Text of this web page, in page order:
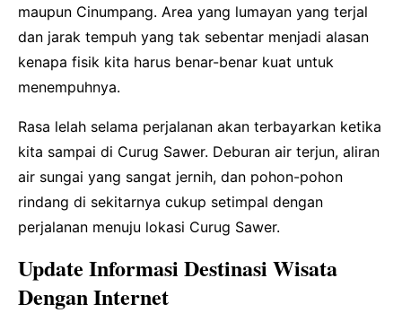
maupun Cinumpang. Area yang lumayan yang terjal
dan jarak tempuh yang tak sebentar menjadi alasan
kenapa fisik kita harus benar-benar kuat untuk
menempuhnya.
Rasa lelah selama perjalanan akan terbayarkan ketika
kita sampai di Curug Sawer. Deburan air terjun, aliran
air sungai yang sangat jernih, dan pohon-pohon
rindang di sekitarnya cukup setimpal dengan
perjalanan menuju lokasi Curug Sawer.
Update Informasi Destinasi Wisata
Dengan Internet